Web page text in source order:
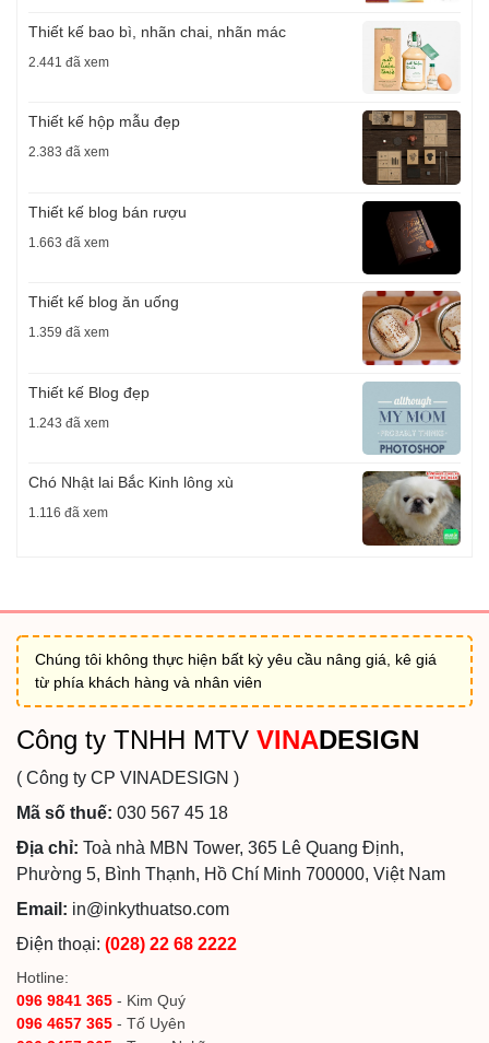
Thiết kế bao bì, nhãn chai, nhãn mác
2.441 đã xem
Thiết kế hộp mẫu đẹp
2.383 đã xem
Thiết kế blog bán rượu
1.663 đã xem
Thiết kế blog ăn uống
1.359 đã xem
Thiết kế Blog đẹp
1.243 đã xem
Chó Nhật lai Bắc Kinh lông xù
1.116 đã xem
Chúng tôi không thực hiện bất kỳ yêu cầu nâng giá, kê giá
từ phía khách hàng và nhân viên
Công ty TNHH MTV VINADESIGN
( Công ty CP VINADESIGN )
Mã số thuế: 030 567 45 18
Địa chỉ: Toà nhà MBN Tower, 365 Lê Quang Định,
Phường 5, Bình Thạnh, Hồ Chí Minh 700000, Việt Nam
Email: in@inkythuatso.com
Điện thoại: (028) 22 68 2222
Hotline:
096 9841 365 - Kim Quý
096 4657 365 - Tố Uyên